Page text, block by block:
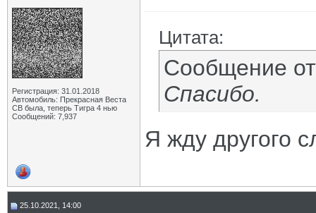
Регистрация: 31.01.2018
Автомобиль: Прекрасная Веста
СВ была, теперь Тигра 4 нью
Сообщений: 7,937
Цитата:
Сообщение
Спасибо.
Я жду другого
25.10.2021, 14:00